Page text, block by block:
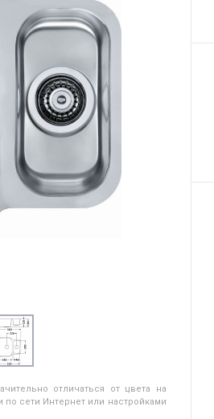
отличаться от цвета на
сети Интернет или настройками